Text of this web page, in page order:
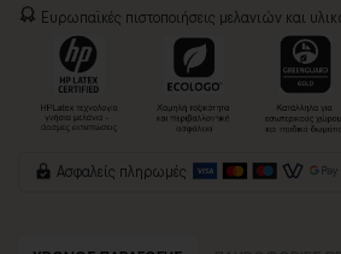
Ευρωπαϊκές πιστοποιήσεις μελανιών και
Ασφαλείς πληρωμές